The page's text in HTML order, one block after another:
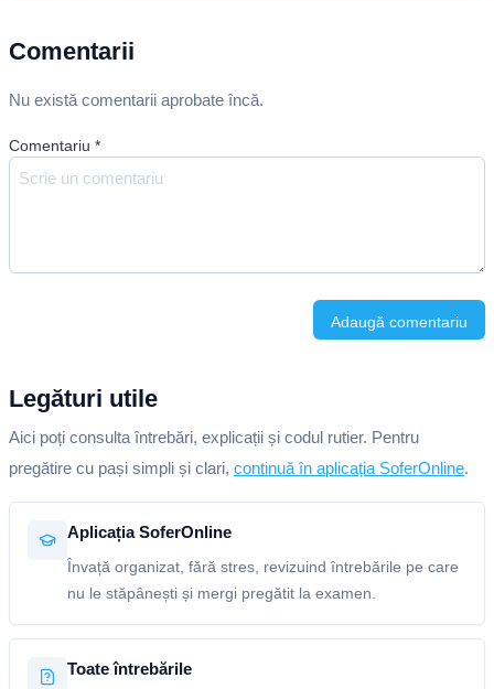
Comentarii
Nu există comentarii aprobate încă.
Comentariu *
Adaugă comentariu
Legături utile
Aici poți consulta întrebări, explicații și codul rutier. Pentru
pregătire cu pași simpli și clari, continuă în aplicația SoferOnline.
Aplicația SoferOnline
Învață organizat, fără stres, revizuind întrebările pe care
nu le stăpânești și mergi pregătit la examen.
Toate întrebările